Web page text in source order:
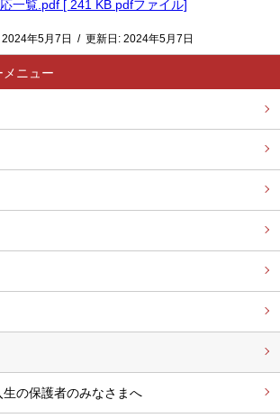
の保護者のみなさまへ
一覧.pdf [ 241 KB pdfファイル]
2024年5月7日 / 更新日: 2024年5月7日